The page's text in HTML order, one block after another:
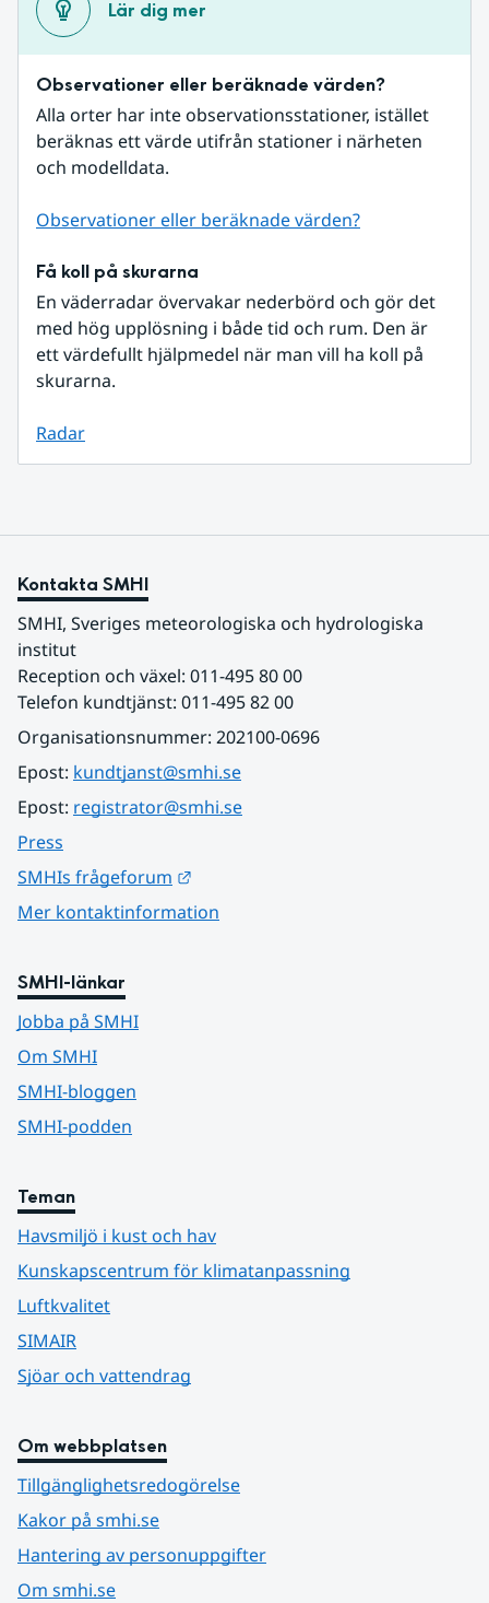
Lär dig mer
Observationer eller beräknade värden?
Alla orter har inte observationsstationer, istället
beräknas ett värde utifrån stationer i närheten
och modelldata.
Observationer eller beräknade värden?
Få koll på skurarna
En väderradar övervakar nederbörd och gör det
med hög upplösning i både tid och rum. Den är
ett värdefullt hjälpmedel när man vill ha koll på
skurarna.
Radar
Kontakta SMHI
SMHI, Sveriges meteorologiska och hydrologiska
institut
Reception och växel: 011-495 80 00
Telefon kundtjänst: 011-495 82 00
Organisationsnummer: 202100-0696
Epost: kundtjanst@smhi.se
Epost: registrator@smhi.se
Press
SMHIs frågeforum
Mer kontaktinformation
SMHI-länkar
Jobba på SMHI
Om SMHI
SMHI-bloggen
SMHI-podden
Teman
Havsmiljö i kust och hav
Kunskapscentrum för klimatanpassning
Luftkvalitet
SIMAIR
Sjöar och vattendrag
Om webbplatsen
Tillgänglighetsredogörelse
Kakor på smhi.se
Hantering av personuppgifter
Om smhi.se